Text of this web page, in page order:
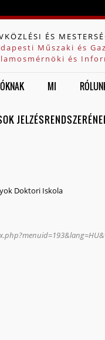
ÉS
Műszaki és
és
MI
Doktori Iskola